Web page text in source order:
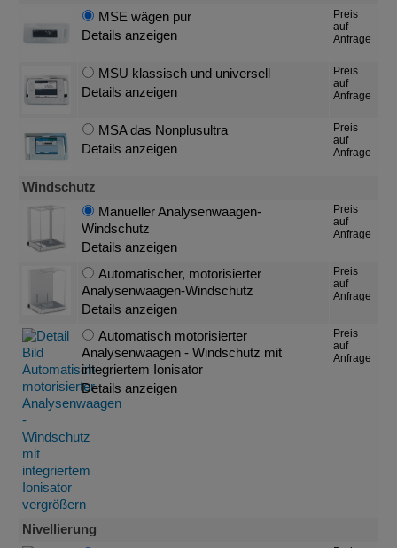
MSE wägen pur
Details anzeigen
Preis
auf
Anfrage
MSU klassisch und universell
Details anzeigen
Preis
auf
Anfrage
MSA das Nonplusultra
Details anzeigen
Preis
auf
Anfrage
Windschutz
Manueller Analysenwaagen-
Windschutz
Details anzeigen
Preis
auf
Anfrage
Automatischer, motorisierter
Analysenwaagen-Windschutz
Details anzeigen
Preis
auf
Anfrage
Automatisch motorisierter
Analysenwaagen - Windschutz mit
integriertem Ionisator
Details anzeigen
Preis
auf
Anfrage
Nivellierung